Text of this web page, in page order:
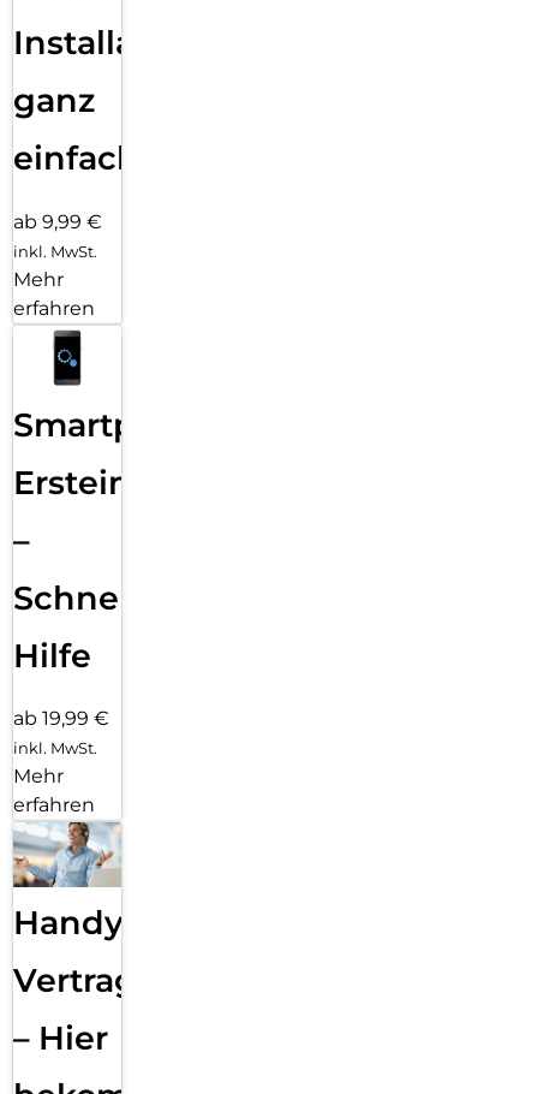
Installation
ganz
einfach
ab 9,99 €
inkl. MwSt.
Mehr
erfahren
Smartphone
Ersteinrichtung
–
Schnelle
Hilfe
ab 19,99 €
inkl. MwSt.
Mehr
erfahren
Handy
Vertragsabwicklung
– Hier